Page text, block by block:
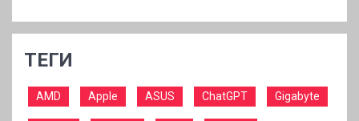
ТЕГИ
AMD Apple ASUS ChatGPT Gigabyte